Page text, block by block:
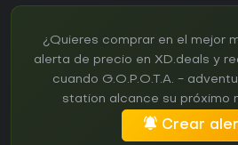
¿Quieres comprar en el mejor
alerta de precio en XD.deals y
cuando G.O.P.O.T.A. -
station alcance su próximo
Crear